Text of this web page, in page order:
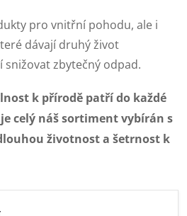
pro vnitřní pohodu, ale i
dávají druhý život
zbytečný odpad.
k přírodě patří do každé
celý náš sortiment vybírán s
životnost a šetrnost k